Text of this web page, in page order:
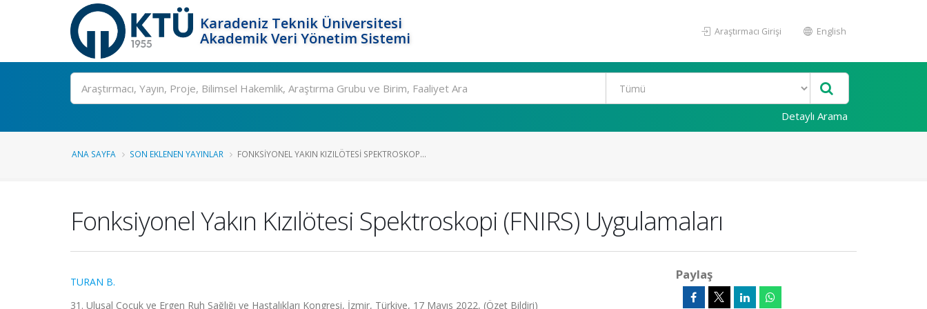
Karadeniz Teknik Üniversitesi
Akademik Veri Yönetim Sistemi
Araştırmacı Girişi English
Ara
Detaylı Arama
ANA SAYFA SON EKLENEN YAYINLAR FONKSIYONEL YAKIN KIZILÖTESI SPEKTROSKOP...
Fonksiyonel Yakın Kızılötesi Spektroskopi (FNIRS) Uygulamaları
TURAN B.
31. Ulusal Çocuk ve Ergen Ruh Sağlığı ve Hastalıkları Kongresi, İzmir, Türkiye, 17 Mayıs 2022, (Özet Bildiri)
Paylaş